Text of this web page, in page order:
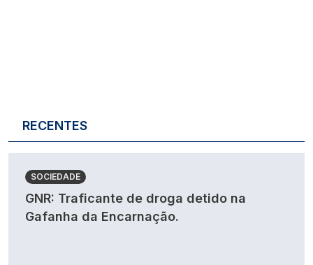
RECENTES
SOCIEDADE
GNR: Traficante de droga detido na
Gafanha da Encarnação.